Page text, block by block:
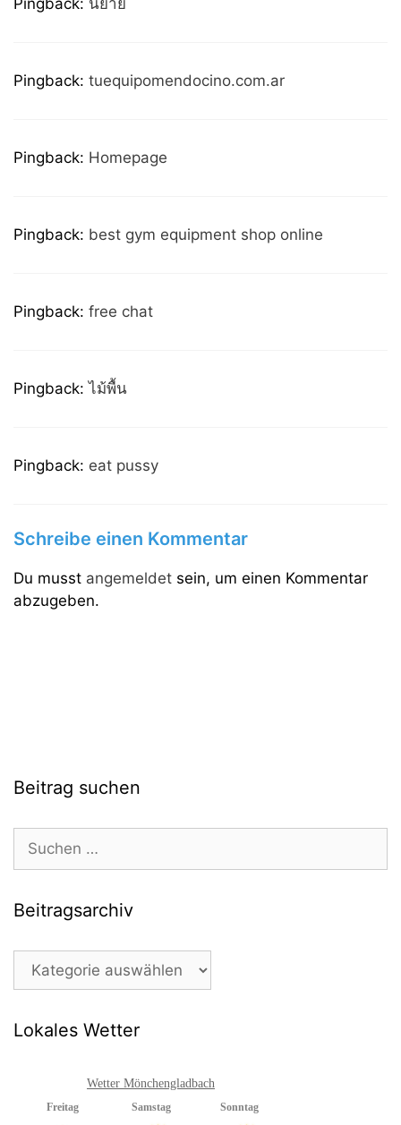
Pingback: นิยาย
Pingback: tuequipomendocino.com.ar
Pingback: Homepage
Pingback: best gym equipment shop online
Pingback: free chat
Pingback:ไม้พื้น
Pingback: eat pussy
Schreibe einen Kommentar
Du musst angemeldet sein, um einen Kommentar
abzugeben.
Beitrag suchen
nach:
Beitragsarchiv
Beitragsarchiv
Lokales Wetter
Wetter Mönchengladbach